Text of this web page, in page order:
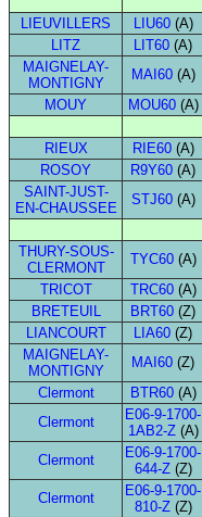
LIEUVILLERS
LIU60(A)
LITZ
LIT60 (A)
MAIGNELAY-
MONTIGNY
MAI60(A)
MOUY
MOU60(A)
RIEUX
RIE60(A)
ROSOY
R9Y60 (A)
SAINT-JUST-
EN-CHAUSSEE
STJ60(A)
THURY-SOUS-
CLERMONT
TYC60(A)
TRICOT
TRC60(A)
BRETEUIL
BRT60 (Z)
LIANCOURT
LIA60 (Z)
MAIGNELAY-
MONTIGNY
MAI60 (Z)
Clermont
BTR60(A)
Clermont
E06-9-1700-
1AB2-Z(A)
Clermont
E06-9-1700-
644-Z(Z)
Clermont
E06-9-1700-
810-Z(Z)